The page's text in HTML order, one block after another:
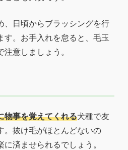
、日頃からブラッシングを行
す。お手入れを怠ると、毛玉
意しましょう。
物事を覚えてくれる犬種で友
。抜け毛がほとんどないの
済ませられるでしょう。